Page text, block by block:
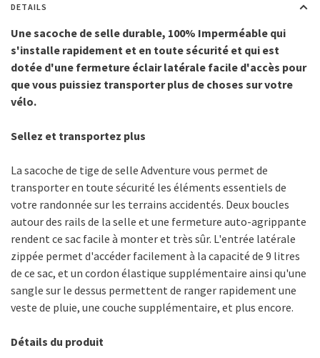
DETAILS
Une sacoche de selle durable, 100% Imperméable qui
s'installe rapidement et en toute sécurité et qui est
dotée d'une fermeture éclair latérale facile d'accès pour
que vous puissiez transporter plus de choses sur votre
vélo.
Sellez et transportez plus
La sacoche de tige de selle Adventure vous permet de
transporter en toute sécurité les éléments essentiels de
votre randonnée sur les terrains accidentés. Deux boucles
autour des rails de la selle et une fermeture auto-agrippante
rendent ce sac facile à monter et très sûr. L'entrée latérale
zippée permet d'accéder facilement à la capacité de 9 litres
de ce sac, et un cordon élastique supplémentaire ainsi qu'une
sangle sur le dessus permettent de ranger rapidement une
veste de pluie, une couche supplémentaire, et plus encore.
Détails du produit